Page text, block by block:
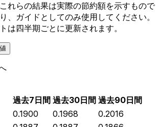
れらの結果は実際の節約額を示すもので
、ガイドとしてのみ使用してください。
は四半期ごとに更新されます。
過去7日間 過去30日間 過去90日間
0.1900 0.1968
0.2016